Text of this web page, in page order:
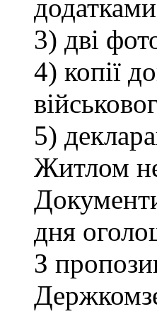
3) дві
4) копії
5)
Житлом
дня
З